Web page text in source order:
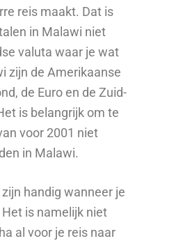
reis maakt. Dat is
in Malawi niet
valuta waar je wat
zijn de Amerikaanse
de Euro en de Zuid-
is belangrijk om te
voor 2001 niet
in Malawi.
handig wanneer je
is namelijk niet
al voor je reis naar